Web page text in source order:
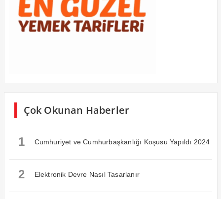
Çok Okunan Haberler
1 Cumhuriyet ve Cumhurbaşkanlığı Koşusu Yapıldı 2024
2 Elektronik Devre Nasıl Tasarlanır